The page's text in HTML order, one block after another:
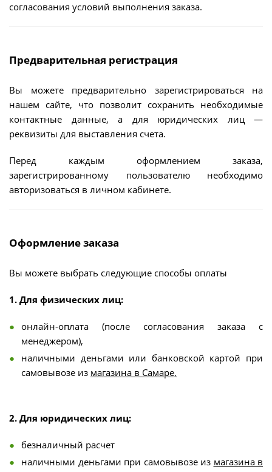
согласования условий выполнения заказа.
Предварительная регистрация
Вы можете предварительно зарегистрироваться на
нашем сайте, что позволит сохранить необходимые
контактные данные, а для юридических лиц —
реквизиты для выставления счета.
Перед каждым оформлением заказа,
зарегистрированному пользователю необходимо
авторизоваться в личном кабинете.
Оформление заказа
Вы можете выбрать следующие способы оплаты
1. Для физических лиц:
онлайн-оплата (после согласования заказа с
менеджером),
наличными деньгами или банковской картой при
самовывозе из магазина в Самаре,
2. Для юридических лиц:
безналичный расчет
наличными деньгами при самовывозе из магазина в